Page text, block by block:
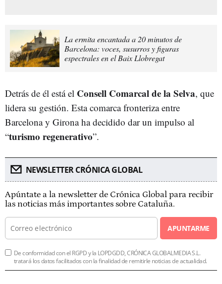
La ermita encantada a 20 minutos de
Barcelona: voces, susurros y figuras
espectrales en el Baix Llobregat
Detrás de él está el Consell Comarcal de la Selva, que
lidera su gestión. Esta comarca fronteriza entre
Barcelona y Girona ha decidido dar un impulso al
“turismo regenerativo”.
NEWSLETTER CRÓNICA GLOBAL
Apúntate a la newsletter de Crónica Global para recibir
las noticias más importantes sobre Cataluña.
APUNTARME
De conformidad con el RGPD y la LOPDGDD, CRÓNICA GLOBALMEDIA S.L.
tratará los datos facilitados con la finalidad de remitirle noticias de actualidad.